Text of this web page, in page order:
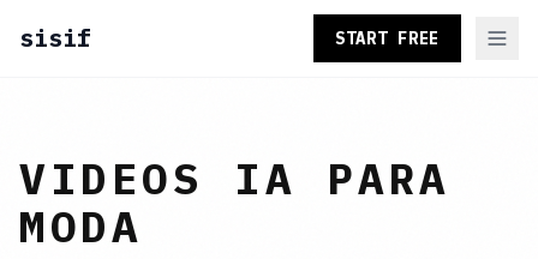
sisif START FREE
VIDEOS IA PARA
MODA